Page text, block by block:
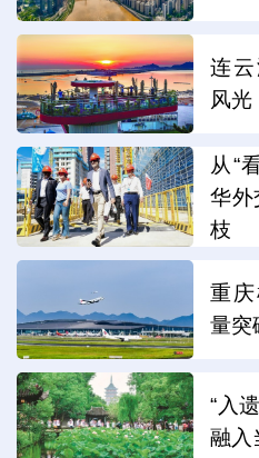
连
风光
从“
华外
枝
重
量突
“入
融入